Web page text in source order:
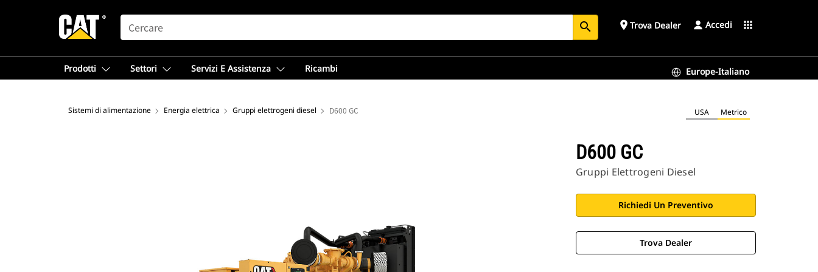
SEARCH search place Trova Dealer Accedi apps
Prodotti Settori Servizi E Assistenza Ricambi Europe-Italiano
Sistemi di alimentazione Energia elettrica Gruppi elettrogeni diesel D600 GC USA Metrico
D600 GC
Gruppi Elettrogeni Diesel
Richiedi Un Preventivo
Trova Dealer